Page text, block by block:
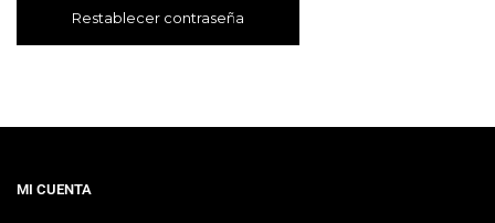
Restablecer contraseña
MI CUENTA